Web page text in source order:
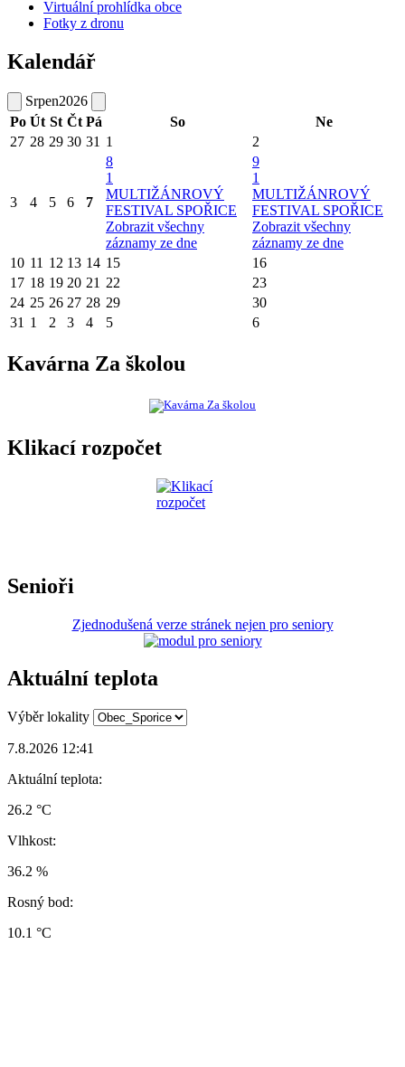
Virtuální prohlídka obce
Fotky z dronu
Kalendář
Srpen2026
Po Út St Čt Pá So
Ne
27 28 29 30 31 1 2
3 4 5 6 7
8
1
MULTIŽÁNROVÝ
FESTIVAL SPOŘICE
Zobrazit všechny
záznamy ze dne
9
1
MULTIŽÁNROVÝ
FESTIVAL SPOŘICE
Zobrazit všechny
záznamy ze dne
10 11 12 13 14 15
16
17 18 19 20 21 22
23
24 25 26 27 28 29
30
31 1 2 3 4 5 6
Kavárna Za školou
Klikací rozpočet
Senioři
Zjednodušená verze stránek nejen pro seniory
Aktuální teplota
Výběr lokality
7.8.2026 12:41
Aktuální teplota:
26.2 °C
Vlhkost:
36.2 %
Rosný bod:
10.1 °C